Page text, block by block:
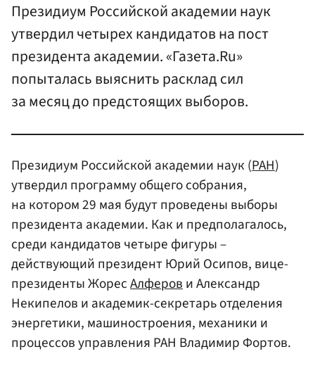
Президиум Российской академии наук
утвердил четырех кандидатов на пост
президента академии. «Газета.Ru»
попыталась выяснить расклад сил
за месяц до предстоящих выборов.
Президиум Российской академии наук (РАН)
утвердил программу общего собрания,
на котором 29 мая будут проведены выборы
президента академии. Как и предполагалось,
среди кандидатов четыре фигуры –
действующий президент Юрий Осипов, вице-
президенты ЖоресАлферови Александр
Некипелов и академик-секретарь отделения
энергетики, машиностроения, механики и
процессов управления РАН Владимир Фортов.